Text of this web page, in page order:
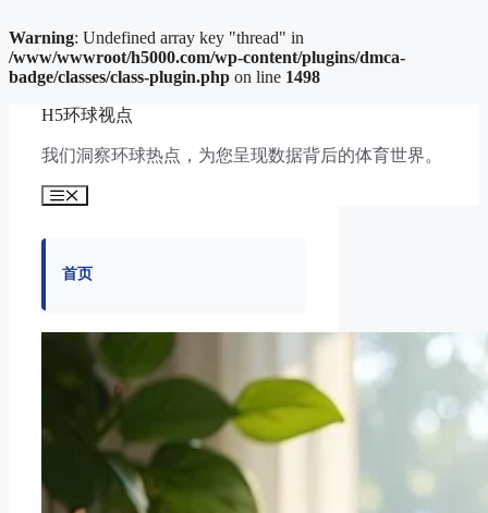
Warning: Undefined array key "thread" in
/www/wwwroot/h5000.com/wp-content/plugins/dmca-
badge/classes/class-plugin.php on line 1498
H5环球视点
我们洞察环球热点，为您呈现数据背后的体育世界。
菜
首页